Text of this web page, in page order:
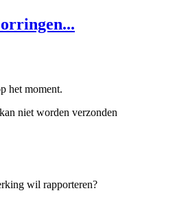
het moment.
niet worden verzonden
wil rapporteren?